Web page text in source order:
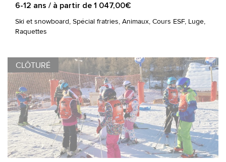
6-12 ans / à partir de 1 047,00€
Ski et snowboard, Spécial fratries, Animaux, Cours ESF, Luge,
Raquettes
CLÔTURÉ